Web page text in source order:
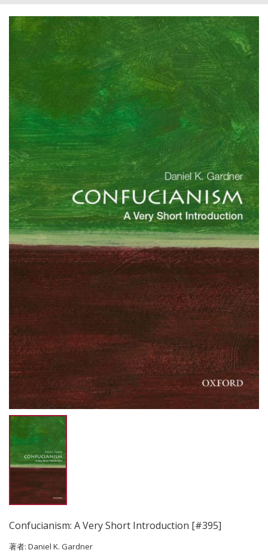
Confucianism: A Very Short Introduction [#395]
著者: Daniel K. Gardner